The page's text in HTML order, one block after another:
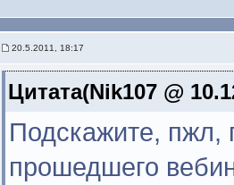
20.5.2011, 18:17
Цитата(Nik107 @
Подскажите, пжл,
прошедшего